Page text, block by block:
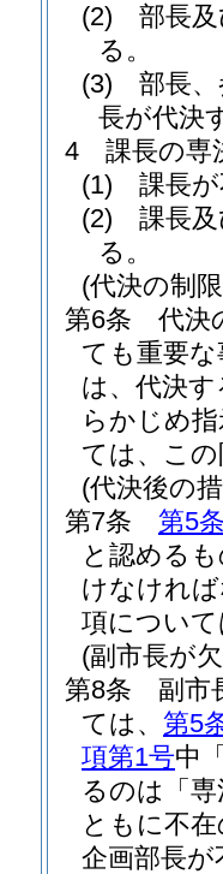
(2)
部長
る。
(3)
部長
長が代決
4
課長の専
(1)
課長
(2)
課長
る。
(代決の制
第6条
代決
ても重要
は、代決
らかじめ
ては、こ
(代決後の
第7条
第5
と認める
けなけれ
項につい
(副市長が
第8条
副市
ては、 第5
項第1号中
るのは「
ともに不
企画部長